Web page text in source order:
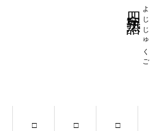
よじじゅくご